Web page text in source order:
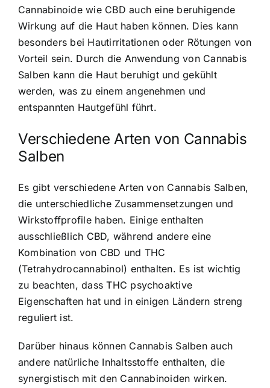
Cannabinoide wie CBD auch eine beruhigende
Wirkung auf die Haut haben können. Dies kann
besonders bei Hautirritationen oder Rötungen von
Vorteil sein. Durch die Anwendung von Cannabis
Salben kann die Haut beruhigt und gekühlt
werden, was zu einem angenehmen und
entspannten Hautgefühl führt.
Verschiedene Arten von Cannabis
Salben
Es gibt verschiedene Arten von Cannabis Salben,
die unterschiedliche Zusammensetzungen und
Wirkstoffprofile haben. Einige enthalten
ausschließlich CBD, während andere eine
Kombination von CBD und THC
(Tetrahydrocannabinol) enthalten. Es ist wichtig
zu beachten, dass THC psychoaktive
Eigenschaften hat und in einigen Ländern streng
reguliert ist.
Darüber hinaus können Cannabis Salben auch
andere natürliche Inhaltsstoffe enthalten, die
synergistisch mit den Cannabinoiden wirken.